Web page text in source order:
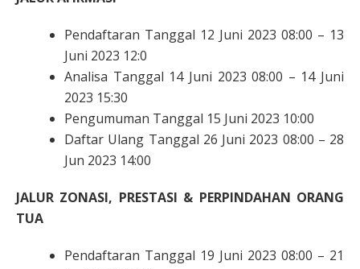
Pendaftaran Tanggal 12 Juni 2023 08:00 – 13
Juni 2023 12:0
Analisa Tanggal 14 Juni 2023 08:00 – 14 Juni
2023 15:30
Pengumuman Tanggal 15 Juni 2023 10:00
Daftar Ulang Tanggal 26 Juni 2023 08:00 – 28
Jun 2023 14:00
JALUR ZONASI, PRESTASI & PERPINDAHAN ORANG
TUA
Pendaftaran Tanggal 19 Juni 2023 08:00 – 21